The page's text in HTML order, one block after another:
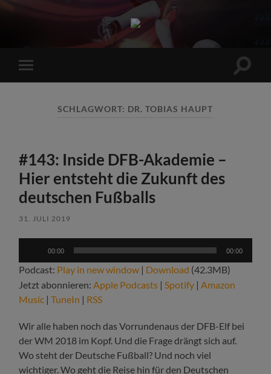
Sports
Maniac
Mobile-
Menü
SCHLAGWORT: DR. TOBIAS HAUPT
#143: Inside DFB-Akademie –
Hier entsteht die Zukunft des
deutschen Fußballs
31. JULI 2019
00:00 00:00
Podcast: Play in new window | Download (42.3MB)
Jetzt abonnieren:Apple Podcasts |Spotify |Amazon
Music |TuneIn | RSS
Wir alle haben noch das Vorrundenaus der DFB-Elf bei
der WM 2018 im Kopf. Und die Frage drängt sich auf.
Wo steht der Deutsche Fußball? Und noch viel
wichtiger. Wo geht die Reise hin für den Deutschen